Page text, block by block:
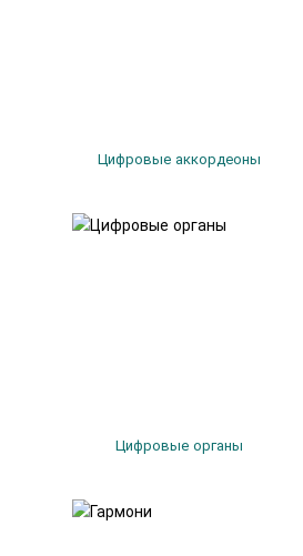
Цифровые аккордеоны
Цифровые органы